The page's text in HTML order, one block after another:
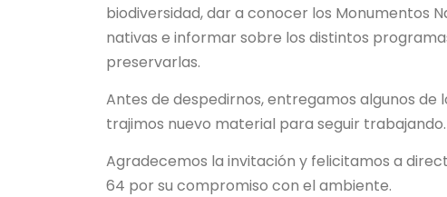
biodiversidad, dar a conocer los Monumentos
nativas e informar sobre los distintos
preservarlas.
Antes de despedirnos, entregamos algunos
trajimos nuevo material para seguir trabajando.
Agradecemos la invitación y felicitamos a
64 por su compromiso con el ambiente.